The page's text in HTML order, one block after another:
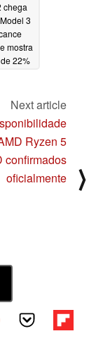
chega
3
mostra
22%
Next article
Ryzen 5
confirmados
oficialmente
⟩